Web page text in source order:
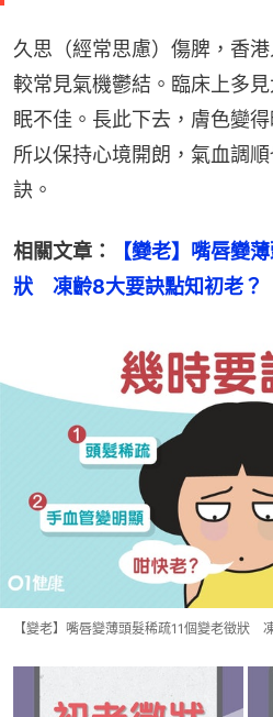
久思（經常思慮）傷脾，香
較常見氣機鬱結。臨床上多
眠不佳。長此下去，膚色變
所以保持心境開朗，氣血調
訣。
相關文章：
【變老】嘴唇變
狀　凍齡8大要訣點知初老？
【變老】嘴唇變薄頭髮稀疏11個變老徵狀